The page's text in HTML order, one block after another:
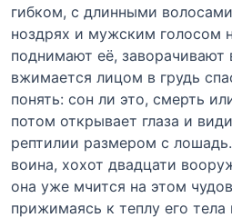
гибком, с длинными
ноздрях и мужским голосом
поднимают её, заворачивают
вжимается лицом в грудь
понять: сон ли это, смерть
потом открывает глаза и
рептилии размером с
воина, хохот двадцати
она уже мчится на этом
прижимаясь к теплу его